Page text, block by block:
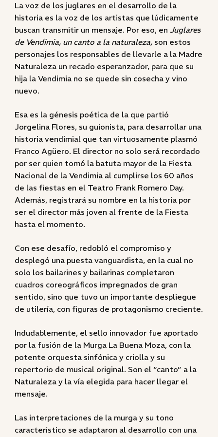
La voz de los juglares en el desarrollo de la
historia es la voz de los artistas que lúdicamente
buscan transmitir un mensaje. Por eso, en Juglares
de Vendimia, un canto a la naturaleza, son estos
personajes los responsables de llevarle a la Madre
Naturaleza un recado esperanzador, para que su
hija la Vendimia no se quede sin cosecha y vino
nuevo.
Esa es la génesis poética de la que partió
Jorgelina Flores, su guionista, para desarrollar una
historia vendimial que tan virtuosamente plasmó
Franco Agüero. El director no solo será recordado
por ser quien tomó la batuta mayor de la Fiesta
Nacional de la Vendimia al cumplirse los 60 años
de las fiestas en el Teatro Frank Romero Day.
Además, registrará su nombre en la historia por
ser el director más joven al frente de la Fiesta
hasta el momento.
Con ese desafío, redobló el compromiso y
desplegó una puesta vanguardista, en la cual no
solo los bailarines y bailarinas completaron
cuadros coreográficos impregnados de gran
sentido, sino que tuvo un importante despliegue
de utilería, con figuras de protagonismo creciente.
Indudablemente, el sello innovador fue aportado
por la fusión de la Murga La Buena Moza, con la
potente orquesta sinfónica y criolla y su
repertorio de musical original. Son el “canto” a la
Naturaleza y la vía elegida para hacer llegar el
mensaje.
Las interpretaciones de la murga y su tono
característico se adaptaron al desarrollo con una